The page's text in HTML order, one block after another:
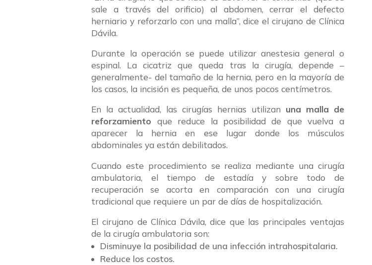
sale a través del orificio) al abdomen, cerrar el defecto
herniario y reforzarlo con una malla”, dice el cirujano de Clínica
Dávila.
Durante la operación se puede utilizar anestesia general o
espinal. La cicatriz que queda tras la cirugía, depende –
generalmente- del tamaño de la hernia, pero en la mayoría de
los casos, la incisión es pequeña, de unos pocos centímetros.
En la actualidad, las cirugías hernias utilizan una malla de
reforzamiento que reduce la posibilidad de que vuelva a
aparecer la hernia en ese lugar donde los músculos
abdominales ya están debilitados.
Cuando este procedimiento se realiza mediante una cirugía
ambulatoria, el tiempo de estadía y sobre todo de
recuperación se acorta en comparación con una cirugía
tradicional que requiere un par de días de hospitalización.
El cirujano de Clínica Dávila, dice que las principales ventajas
de la cirugía ambulatoria son:
Disminuye la posibilidad de una infección intrahospitalaria.
Reduce los costos.